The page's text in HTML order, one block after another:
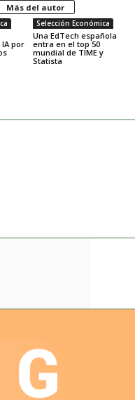
Más del autor
por
Selección Económica
Una EdTech española
entra en el top 50
mundial de TIME y
Statista